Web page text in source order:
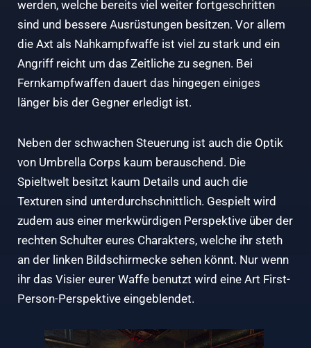
werden, welche bereits viel weiter fortgeschritten
sind und bessere Ausrüstungen besitzen. Vor allem
die Axt als Nahkampfwaffe ist viel zu stark und ein
Angriff reicht um das Zeitliche zu segnen. Bei
Fernkampfwaffen dauert das hingegen einiges
länger bis der Gegner erledigt ist.
Neben der schwachen Steuerung ist auch die Optik
von Umbrella Corps kaum berauschend. Die
Spieltwelt besitzt kaum Details und auch die
Texturen sind unterdurchschnittlich. Gespielt wird
zudem aus einer merkwürdigen Perspektive über der
rechten Schulter eures Charakters, welche ihr steth
an der linken Bildschirmecke sehen könnt. Nur wenn
ihr das Visier eurer Waffe benutzt wird eine Art First-
Person-Perspektive eingeblendet.